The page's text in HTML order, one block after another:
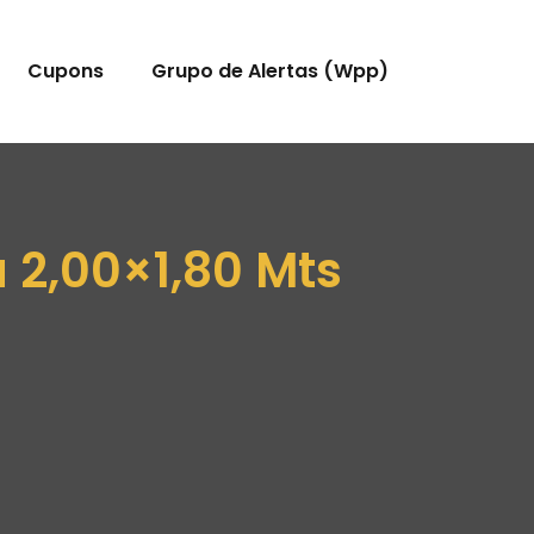
Cupons Grupo de Alertas (Wpp)
Mts